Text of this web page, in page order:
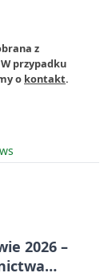
z
przypadku
o kontakt.
2026 –